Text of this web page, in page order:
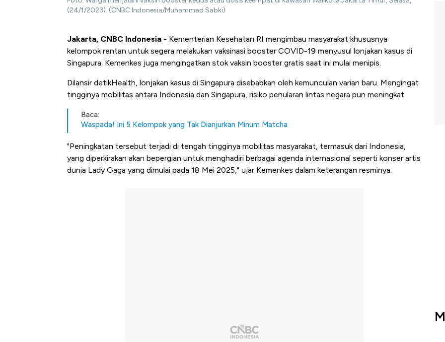
(24/1/2023). (CNBC Indonesia/Muhammad Sabki)
Jakarta, CNBC Indonesia - Kementerian Kesehatan RI mengimbau masyarakat khususnya
kelompok rentan untuk segera melakukan vaksinasi booster COVID-19 menyusul lonjakan kasus di
Singapura. Kemenkes juga mengingatkan stok vaksin booster gratis saat ini mulai menipis.
Dilansir detikHealth, lonjakan kasus di Singapura disebabkan oleh kemunculan varian baru. Mengingat
tingginya mobilitas antara Indonesia dan Singapura, risiko penularan lintas negara pun meningkat.
Baca:
Waspada! Ini 5 Kelompok yang Tak Dianjurkan Minum Matcha
"Peningkatan tersebut terjadi di tengah tingginya mobilitas masyarakat, termasuk dari Indonesia,
yang diperkirakan akan bepergian untuk menghadiri berbagai agenda internasional seperti konser artis
dunia Lady Gaga yang dimulai pada 18 Mei 2025," ujar Kemenkes dalam keterangan resminya.